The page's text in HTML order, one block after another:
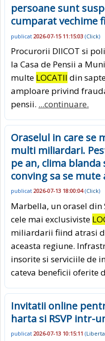
persoane sunt
cumparat vechime
publicat 2026-07-15 11:15:03 (Click)
Procurorii DIICOT si
la Casa de Pensii a
multe LOCATII din
amploare privind
pensii. ...continuare.
Oraselul in care se
multi miliardari.
pe an, clima blanda
conving sa se mute
publicat 2026-07-13 18:00:04(Click)
Marbella, un orasel din
cele mai exclusiviste
miliardarii fiind atrasi
aceasta regiune.
insorite si serviciile de
cateva beneficii oferite
Invitatii online
harta si RSVP intr-
publicat 2026-07-13 10:15:11 (